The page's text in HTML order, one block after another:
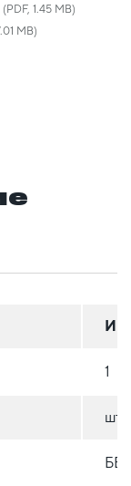
(PDF, 1.45 MB)
MB)
1
шт